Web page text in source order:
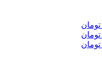
تومان
تومان
تومان